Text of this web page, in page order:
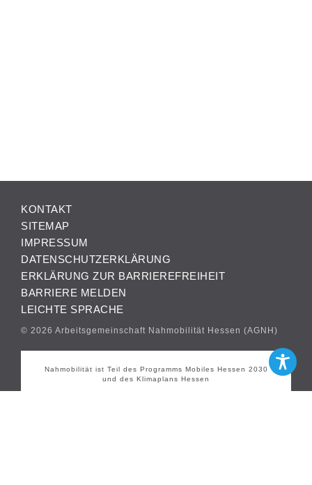
KONTAKT
SITEMAP
IMPRESSUM
DATENSCHUTZERKLÄRUNG
ERKLÄRUNG ZUR BARRIEREFREIHEIT
BARRIERE MELDEN
LEICHTE SPRACHE
© 2026 Arbeitsgemeinschaft Nahmobilität Hessen (AGNH)
Nahmobilität ist Teil des Programms Mobiles Hessen 2030
und des Klimaplans Hessen